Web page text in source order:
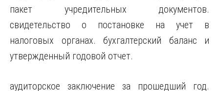
пакет учредительных документов.
свидетельство о постановке на учет в
налоговых органах. бухгалтерский баланс и
утвержденный годовой отчет.
аудиторское заключение за прошедший год.